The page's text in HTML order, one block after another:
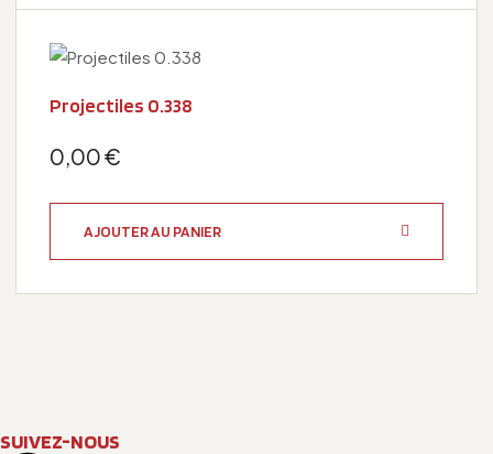
Projectiles 0.338
0,00€
AJOUTER AU PANIER
SUIVEZ-NOUS